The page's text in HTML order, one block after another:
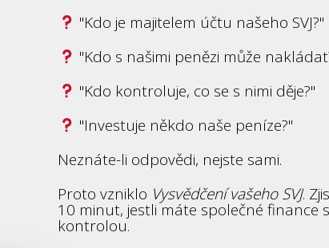
"Kdo je majitelem účtu našeho SVJ?"
"Kdo s našimi penězi může
"Kdo kontroluje, co se s nimi děje?"
"Investuje někdo naše peníze?"
Neznáte-li odpovědi, nejste sami.
Proto vzniklo Vysvědčení vašeho SVJ.
10 minut, jestli máte společné finance
kontrolou.